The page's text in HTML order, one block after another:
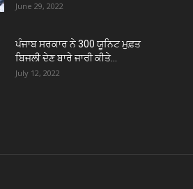
June 29, 2022
ਪੰਜਾਬ ਸਰਕਾਰ ਨੇ 300 ਯੂਨਿਟ ਮੁਫ਼ਤ
ਬਿਜਲੀ ਦੇਣ ਬਾਰੇ ਜਾਰੀ ਕੀਤੇ...
July 12, 2022